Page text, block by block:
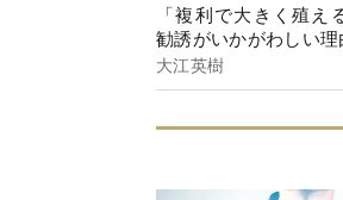
「複利で大きく殖え
勧誘がいかがわしい理
大江英樹